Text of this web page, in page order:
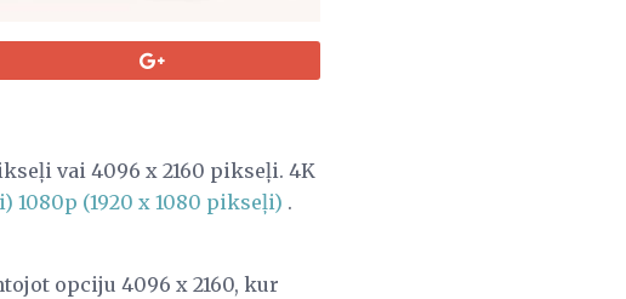
vai 4096 x 2160 pikseļi. 4K
1080p (1920 x 1080 pikseļi) .
opciju 4096 x 2160, kur